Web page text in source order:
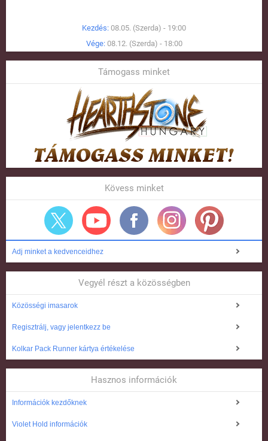
Kezdés: 08.05. (Szerda) - 19:00
Vége: 08.12. (Szerda) - 18:00
Támogass minket
Kövess minket
Adj minket a kedvenceidhez
Vegyél részt a közösségben
Közösségi imasarok
Regisztrálj, vagy jelentkezz be
Kolkar Pack Runner kártya értékelése
Hasznos információk
Információk kezdőknek
Violet Hold információk